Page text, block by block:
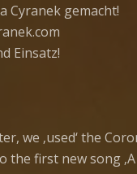
Cyranek gemacht!
Einsatz!
we ‚used‘ the
first new song